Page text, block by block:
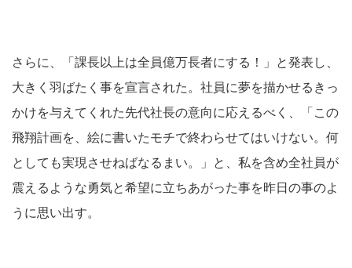
さらに、「課長以上は全員億万長者にする！」と発表し、
大きく羽ばたく事を宣言された。社員に夢を描かせるきっ
かけを与えてくれた先代社長の意向に応えるべく、「この
飛翔計画を、絵に書いたモチで終わらせてはいけない。何
としても実現させねばなるまい。」と、私を含め全社員が
震えるような勇気と希望に立ちあがった事を昨日の事のよ
うに思い出す。